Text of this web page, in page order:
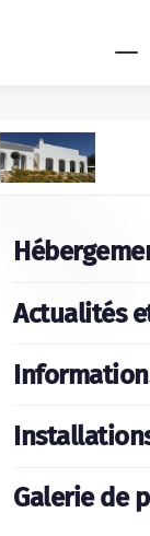
Actualités
Galerie de
«
»